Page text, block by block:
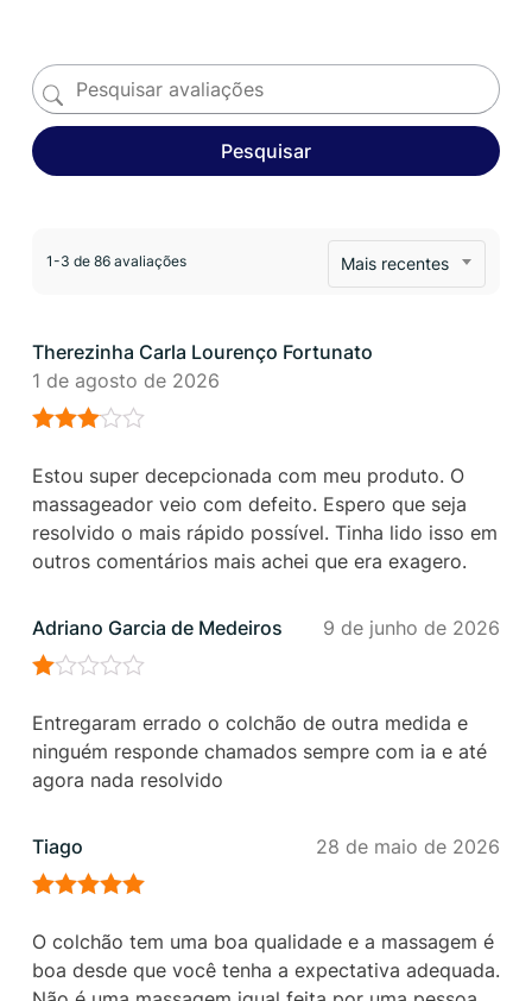
Pesquisar
1-3 de 86 avaliações Mais recentes
Therezinha Carla Lourenço Fortunato
1 de agosto de 2026
3de 5
Estou super decepcionada com meu produto. O
massageador veio com defeito. Espero que seja
resolvido o mais rápido possível. Tinha lido isso em
outros comentários mais achei que era exagero.
Adriano Garcia de Medeiros 9 de junho de 2026
1
de
5
Entregaram errado o colchão de outra medida e
ninguém responde chamados sempre com ia e até
agora nada resolvido
Tiago 28 de maio de 2026
de 5
O colchão tem uma boa qualidade e a massagem é
boa desde que você tenha a expectativa adequada.